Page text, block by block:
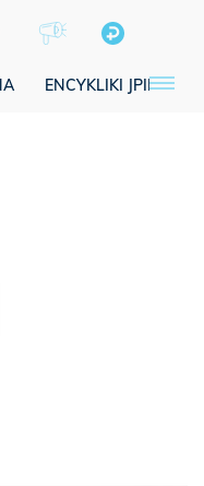
ENCYKLIKI JPII